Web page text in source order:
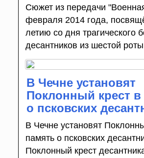
Сюжет из передачи
февраля 2014 года,
летию со дня трагического
десантников из шестой роты
В Чечне установят
Поклонный крест в
о псковских
В Чечне установят
память о псковских
Поклонный крест